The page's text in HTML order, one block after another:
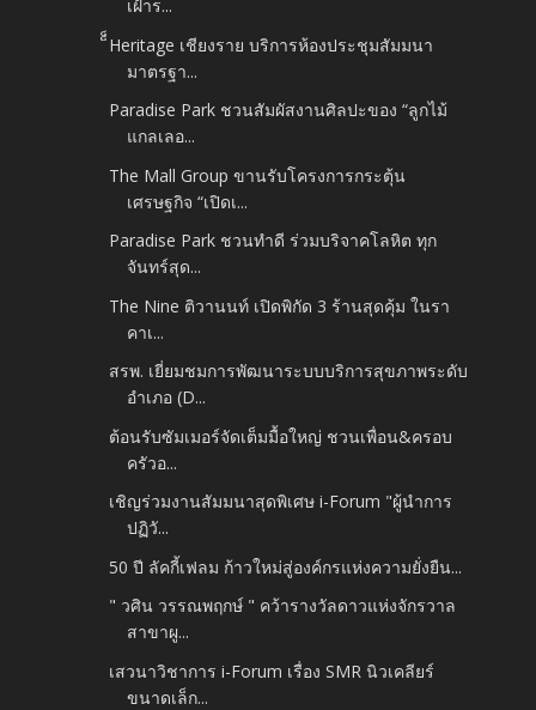
เฝ้าร...
็็Heritage เชียงราย บริการห้องประชุมสัมมนา
มาตรฐา...
Paradise Park ชวนสัมผัสงานศิลปะของ “ลูกไม้
แกลเลอ...
The Mall Group ขานรับโครงการกระตุ้น
เศรษฐกิจ “เปิดเ...
Paradise Park ชวนทำดี ร่วมบริจาคโลหิต ทุก
จันทร์สุด...
The Nine ติวานนท์ เปิดพิกัด 3 ร้านสุดคุ้ม ในรา
คาเ...
สรพ. เยี่ยมชมการพัฒนาระบบบริการสุขภาพระดับ
อำเภอ (D...
ต้อนรับซัมเมอร์จัดเต็มมื้อใหญ่ ชวนเพื่อน&ครอบ
ครัวอ...
เชิญร่วมงานสัมมนาสุดพิเศษ i-Forum "ผู้นําการ
ปฏิวั...
50 ปี ลัคกี้เฟลม ก้าวใหม่สู่องค์กรแห่งความยั่งยืน...
" วศิน วรรณพฤกษ์ " คว้ารางวัลดาวแห่งจักรวาล
สาขาผู...
เสวนาวิชาการ i-Forum เรื่อง SMR นิวเคลียร์
ขนาดเล็ก...